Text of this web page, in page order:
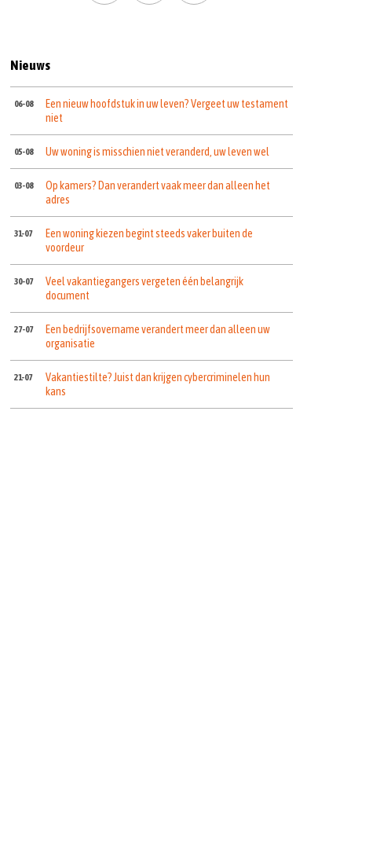
Nieuws
06-08
Een nieuw hoofdstuk in uw leven? Vergeet uw testament
niet
05-08 Uw woning is misschien niet veranderd, uw leven wel
03-08
Op kamers? Dan verandert vaak meer dan alleen het
adres
31-07
Een woning kiezen begint steeds vaker buiten de
voordeur
30-07
Veel vakantiegangers vergeten één belangrijk
document
27-07
Een bedrijfsovername verandert meer dan alleen uw
organisatie
21-07
Vakantiestilte? Juist dan krijgen cybercriminelen hun
kans